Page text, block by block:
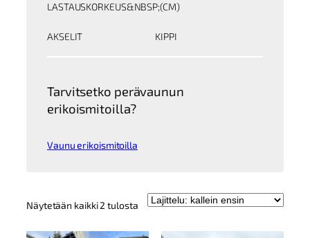
LASTAUSKORKEUS&NBSP;(CM)
AKSELIT KIPPI
Tarvitsetko perävaunun
erikoismitoilla?
Vaunu erikoismitoilla
Näytetään kaikki 2 tulostaKallein